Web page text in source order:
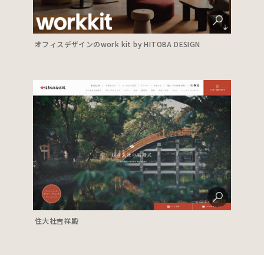
オフィスデザインのwork kit by HITOBA DESIGN
住大社吉祥殿